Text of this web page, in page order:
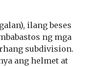
ilang beses
ng mga
subdivision.
ang helmet at